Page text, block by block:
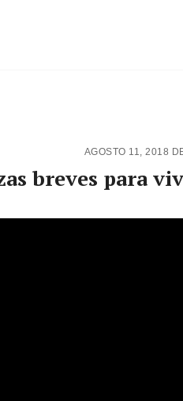
AGOSTO 11, 2018
breves para